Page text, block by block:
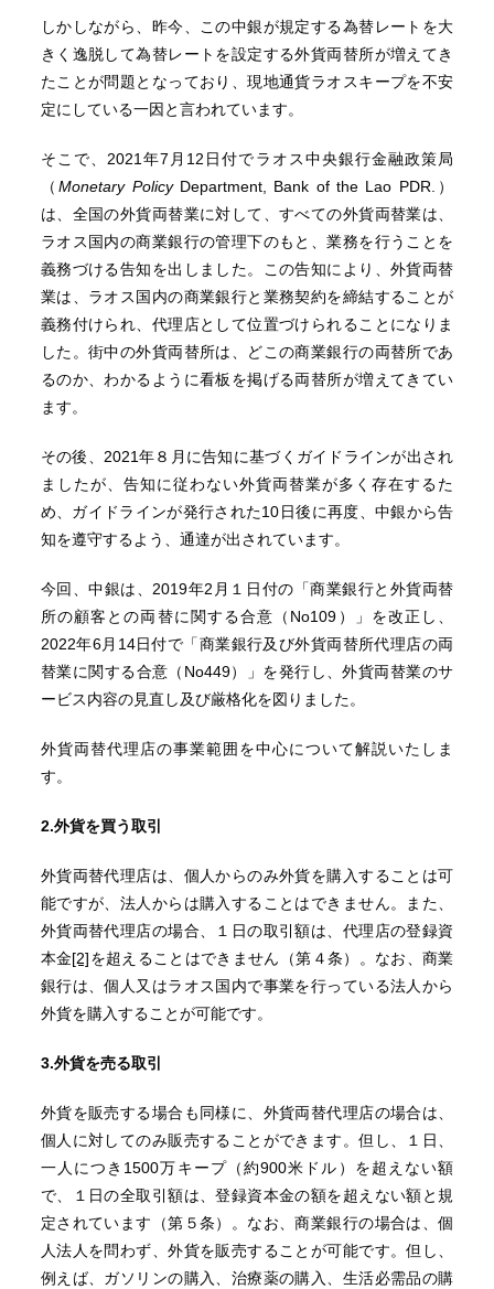
しかしながら、昨今、この中銀が規定する為替レートを大
きく逸脱して為替レートを設定する外貨両替所が増えてき
たことが問題となっており、現地通貨ラオスキープを不安
定にしている一因と言われています。
そこで、2021年7月12日付でラオス中央銀行金融政策局
（Monetary PolicyDepartment, Bank of the Lao PDR.）
は、全国の外貨両替業に対して、すべての外貨両替業は、
ラオス国内の商業銀行の管理下のもと、業務を行うことを
義務づける告知を出しました。この告知により、外貨両替
業は、ラオス国内の商業銀行と業務契約を締結することが
義務付けられ、代理店として位置づけられることになりま
した。街中の外貨両替所は、どこの商業銀行の両替所であ
るのか、わかるように看板を掲げる両替所が増えてきてい
ます。
その後、2021年８月に告知に基づくガイドラインが出され
ましたが、告知に従わない外貨両替業が多く存在するた
め、ガイドラインが発行された10日後に再度、中銀から告
知を遵守するよう、通達が出されています。
今回、中銀は、2019年2月１日付の「商業銀行と外貨両替
所の顧客との両替に関する合意（No109）」を改正し、
2022年6月14日付で「商業銀行及び外貨両替所代理店の両
替業に関する合意（No449）」を発行し、外貨両替業のサ
ービス内容の見直し及び厳格化を図りました。
外貨両替代理店の事業範囲を中心について解説いたしま
す。
2.外貨を買う取引
外貨両替代理店は、個人からのみ外貨を購入することは可
能ですが、法人からは購入することはできません。また、
外貨両替代理店の場合、１日の取引額は、代理店の登録資
本金[2]を超えることはできません（第４条）。なお、商業
銀行は、個人又はラオス国内で事業を行っている法人から
外貨を購入することが可能です。
3.外貨を売る取引
外貨を販売する場合も同様に、外貨両替代理店の場合は、
個人に対してのみ販売することができます。但し、１日、
一人につき1500万キープ（約900米ドル）を超えない額
で、１日の全取引額は、登録資本金の額を超えない額と規
定されています（第５条）。なお、商業銀行の場合は、個
人法人を問わず、外貨を販売することが可能です。但し、
例えば、ガソリンの購入、治療薬の購入、生活必需品の購